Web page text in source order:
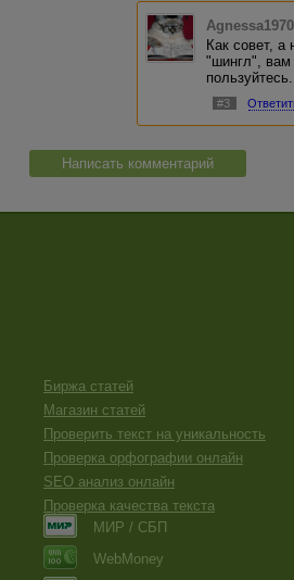
Agnessa1970
Как совет, а
"шингл", вам
пользуйтесь.
#3
Написать комментарий
Биржа статей
Магазин статей
Проверить текст на уникальность
Проверка орфографии онлайн
SEO анализ онлайн
Проверка качества текста
МИР / СБП
WebMoney